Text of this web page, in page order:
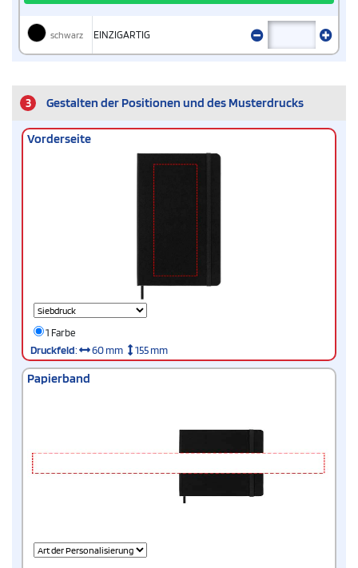
schwarz EINZIGARTIG
3 Gestalten der Positionen und des Musterdrucks
Vorderseite
1 Farbe
Druckfeld: 60 mm 155 mm
Papierband